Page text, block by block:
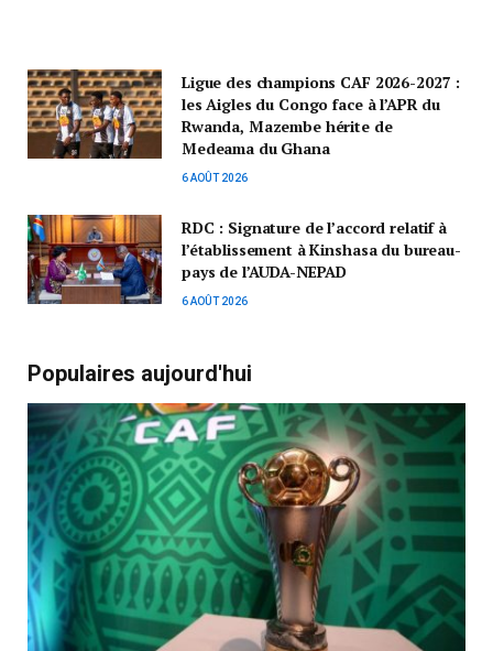
Ligue des champions CAF 2026-2027 :
les Aigles du Congo face à l’APR du
Rwanda, Mazembe hérite de
Medeama du Ghana
6 AOÛT 2026
RDC : Signature de l’accord relatif à
l’établissement à Kinshasa du bureau-
pays de l’AUDA-NEPAD
6 AOÛT 2026
Populaires aujourd'hui